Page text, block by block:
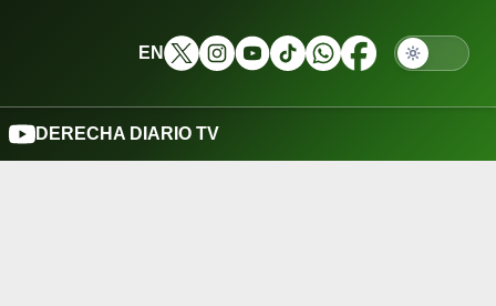
EN
DERECHA DIARIO TV